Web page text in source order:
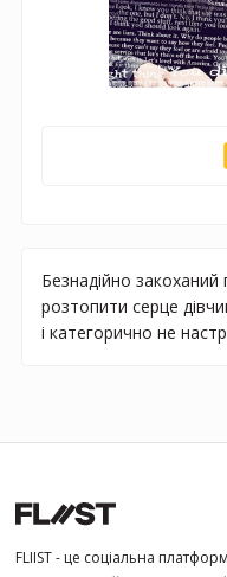
Безнадійно
розтопити серце
і категорично не
FLIIST - це соціальна